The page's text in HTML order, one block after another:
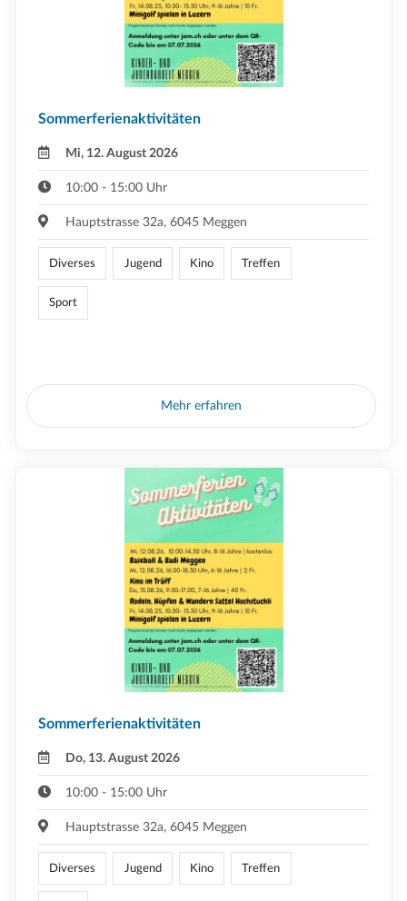
Sommerferienaktivitäten
Mi, 12. August 2026
10:00 - 15:00 Uhr
Hauptstrasse 32a, 6045 Meggen
Diverses Jugend Kino Treffen
Sport
Mehr erfahren
Sommerferienaktivitäten
Do, 13. August 2026
10:00 - 15:00 Uhr
Hauptstrasse 32a, 6045 Meggen
Diverses Jugend Kino Treffen